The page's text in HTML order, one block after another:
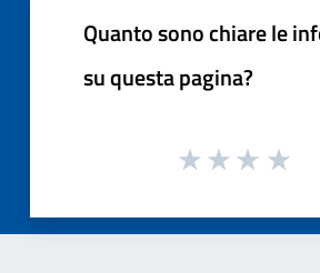
Quanto sono chiare le
su questa pagina?